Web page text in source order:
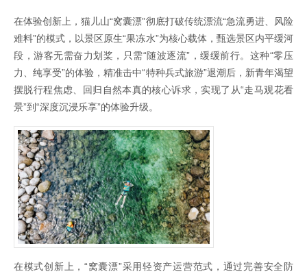
在体验创新上，猫儿山“窝囊漂”彻底打破传统漂流“急流勇进、风险
难料”的模式，以景区原生“果冻水”为核心载体，甄选景区内平缓河
段，游客无需奋力划桨，只需“随波逐流”，缓缓前行。这种“零压
力、纯享受”的体验，精准击中“特种兵式旅游”退潮后，新青年渴望
摆脱行程焦虑、回归自然本真的核心诉求，实现了从“走马观花看
景”到“深度沉浸乐享”的体验升级。
在模式创新上，“窝囊漂”采用轻资产运营范式，通过完善安全防